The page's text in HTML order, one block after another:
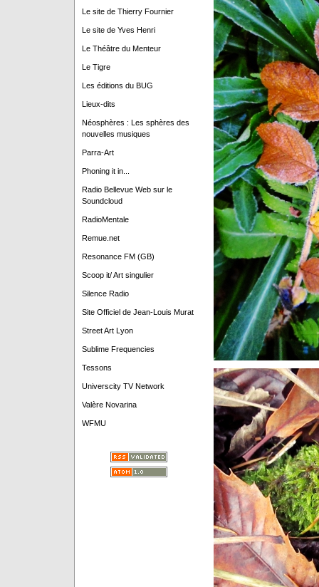
Le site de Thierry Fournier
Le site de Yves Henri
Le Théâtre du Menteur
Le Tigre
Les éditions du BUG
Lieux-dits
Néosphères : Les sphères des
nouvelles musiques
Parra-Art
Phoning it in...
Radio Bellevue Web sur le
Soundcloud
RadioMentale
Remue.net
Resonance FM (GB)
Scoop it/ Art singulier
Silence Radio
Site Officiel de Jean-Louis Murat
Street Art Lyon
Sublime Frequencies
Tessons
Universcity TV Network
Valère Novarina
WFMU